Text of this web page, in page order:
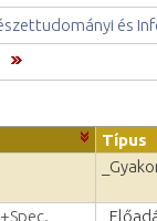
és
Típus